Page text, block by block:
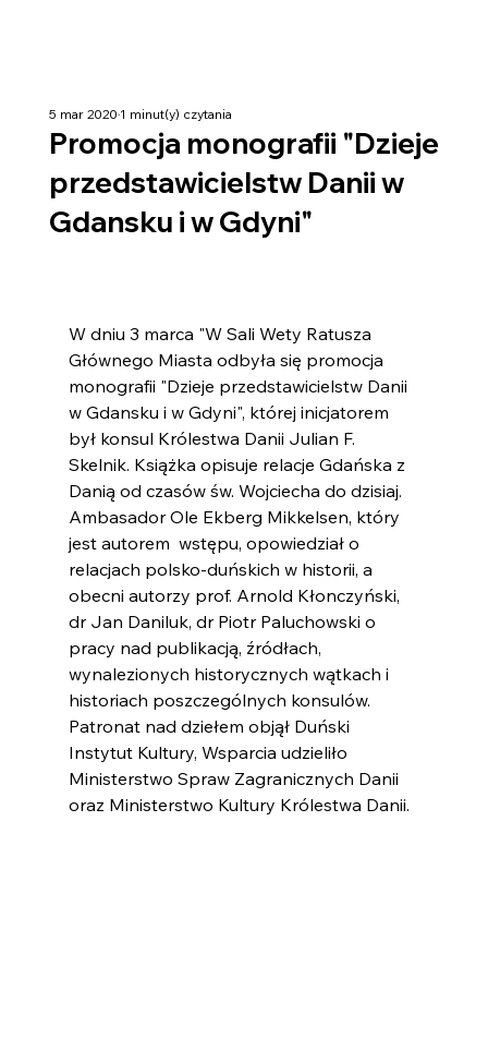
Promocja monografii "Dzieje
przedstawicielstw Danii w
Gdansku i w Gdyni"
5 mar 20201 minut(y) czytania
W dniu 3 marca "W Sali Wety Ratusza
Głównego Miasta odbyła się promocja
monografii "Dzieje przedstawicielstw Danii
w Gdansku i w Gdyni", której inicjatorem
był konsul Królestwa Danii Julian F.
Skelnik. Książka opisuje relacje Gdańska z
Danią od czasów św. Wojciecha do dzisiaj.
Ambasador Ole Ekberg Mikkelsen, który
jest autorem  wstępu, opowiedział o
relacjach polsko-duńskich w historii, a
obecni autorzy prof. Arnold Kłonczyński,
dr Jan Daniluk, dr Piotr Paluchowski o
pracy nad publikacją, źródłach,
wynalezionych historycznych wątkach i
historiach poszczególnych konsulów.
Patronat nad dziełem objął Duński
Instytut Kultury, Wsparcia udzieliło
Ministerstwo Spraw Zagranicznych Danii
oraz Ministerstwo Kultury Królestwa Danii.